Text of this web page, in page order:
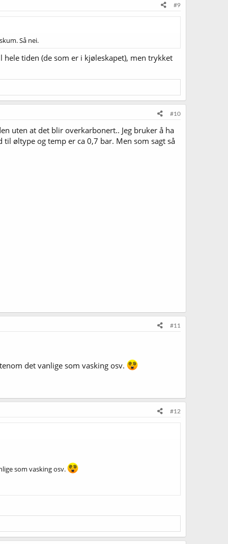
#9
Så nei.
tiden (de som er i kjøleskapet), men trykket
#10
uten at det blir overkarbonert.. Jeg bruker å ha
øltype og temp er ca 0,7 bar. Men som sagt så
#11
det vanlige som vasking osv.
#12
som vasking osv.